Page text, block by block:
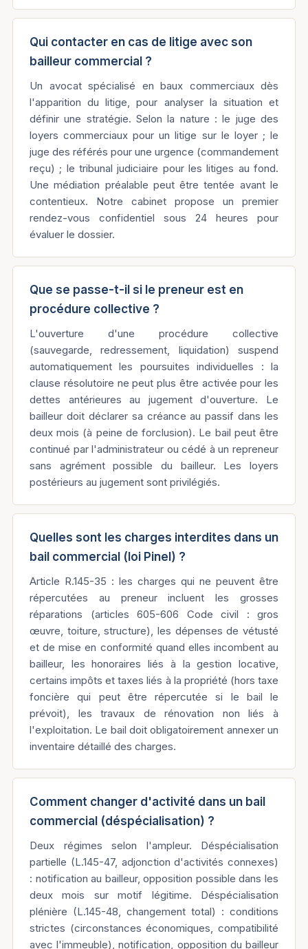
Qui contacter en cas de litige avec son
bailleur commercial ?
Un avocat spécialisé en baux commerciaux dès
l'apparition du litige, pour analyser la situation et
définir une stratégie. Selon la nature : le juge des
loyers commerciaux pour un litige sur le loyer ; le
juge des référés pour une urgence (commandement
reçu) ; le tribunal judiciaire pour les litiges au fond.
Une médiation préalable peut être tentée avant le
contentieux. Notre cabinet propose un premier
rendez-vous confidentiel sous 24 heures pour
évaluer le dossier.
Que se passe-t-il si le preneur est en
procédure collective ?
L'ouverture d'une procédure collective
(sauvegarde, redressement, liquidation) suspend
automatiquement les poursuites individuelles : la
clause résolutoire ne peut plus être activée pour les
dettes antérieures au jugement d'ouverture. Le
bailleur doit déclarer sa créance au passif dans les
deux mois (à peine de forclusion). Le bail peut être
continué par l'administrateur ou cédé à un repreneur
sans agrément possible du bailleur. Les loyers
postérieurs au jugement sont privilégiés.
Quelles sont les charges interdites dans un
bail commercial (loi Pinel) ?
Article R.145-35 : les charges qui ne peuvent être
répercutées au preneur incluent les grosses
réparations (articles 605-606 Code civil : gros
œuvre, toiture, structure), les dépenses de vétusté
et de mise en conformité quand elles incombent au
bailleur, les honoraires liés à la gestion locative,
certains impôts et taxes liés à la propriété (hors taxe
foncière qui peut être répercutée si le bail le
prévoit), les travaux de rénovation non liés à
l'exploitation. Le bail doit obligatoirement annexer un
inventaire détaillé des charges.
Comment changer d'activité dans un bail
commercial (déspécialisation) ?
Deux régimes selon l'ampleur. Déspécialisation
partielle (L.145-47, adjonction d'activités connexes)
: notification au bailleur, opposition possible dans les
deux mois sur motif légitime. Déspécialisation
plénière (L.145-48, changement total) : conditions
strictes (circonstances économiques, compatibilité
avec l'immeuble), notification, opposition du bailleur